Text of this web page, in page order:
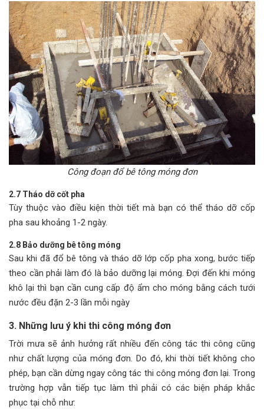
Công đoạn đổ bê tông móng đơn
2.7 Tháo dỡ cốt pha
Tùy thuộc vào điều kiện thời tiết mà bạn có thể tháo dỡ cốp
pha sau khoảng 1-2 ngày.
2.8 Bảo dưỡng bê tông móng
Sau khi đã đổ bê tông và tháo dỡ lớp cốp pha xong, bước tiếp
theo cần phải làm đó là bảo dưỡng lại móng. Đợi đến khi móng
khô lại thì bạn cần cung cấp độ ẩm cho móng bằng cách tưới
nước đều đặn 2-3 lần mỗi ngày
3. Những lưu ý khi thi công móng đơn
Trời mưa sẽ ảnh hưởng rất nhiều đến công tác thi công cũng
như chất lượng của móng đơn. Do đó, khi thời tiết không cho
phép, bạn cần dừng ngay công tác thi công móng đơn lại. Trong
trường hợp vẫn tiếp tục làm thì phải có các biện pháp khắc
phục tại chỗ như: